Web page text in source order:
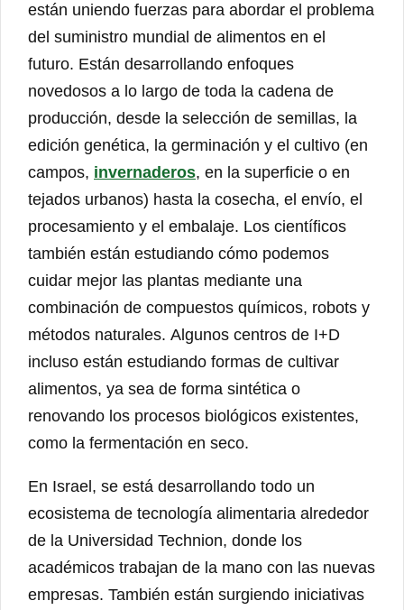
están uniendo fuerzas para abordar el problema
del suministro mundial de alimentos en el
futuro. Están desarrollando enfoques
novedosos a lo largo de toda la cadena de
producción, desde la selección de semillas, la
edición genética, la germinación y el cultivo (en
campos, invernaderos, en la superficie o en
tejados urbanos) hasta la cosecha, el envío, el
procesamiento y el embalaje. Los científicos
también están estudiando cómo podemos
cuidar mejor las plantas mediante una
combinación de compuestos químicos, robots y
métodos naturales. Algunos centros de I+D
incluso están estudiando formas de cultivar
alimentos, ya sea de forma sintética o
renovando los procesos biológicos existentes,
como la fermentación en seco.
En Israel, se está desarrollando todo un
ecosistema de tecnología alimentaria alrededor
de la Universidad Technion, donde los
académicos trabajan de la mano con las nuevas
empresas. También están surgiendo iniciativas